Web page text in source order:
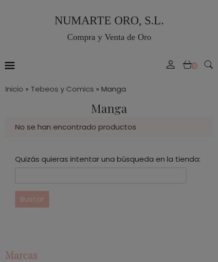
NUMARTE ORO, S.L.
Compra y Venta de Oro
0
Marcas
Inicio » Tebeos y Comics » Manga
Manga
No se han encontrado productos
Quizás quieras intentar una búsqueda en la tienda: